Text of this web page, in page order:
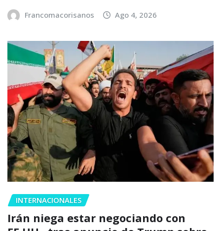
Francomacorisanos Ago 4, 2026
INTERNACIONALES
Irán niega estar negociando con